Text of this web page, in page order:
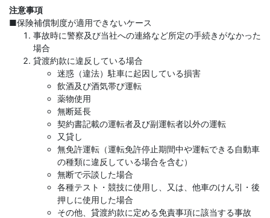
注意事項
■保険補償制度が適用できないケース
事故時に警察及び当社への連絡など所定の手続きがなかった
場合
貸渡約款に違反している場合
迷惑（違法）駐車に起因している損害
飲酒及び酒気帯び運転
薬物使用
無断延長
契約書記載の運転者及び副運転者以外の運転
又貸し
無免許運転（運転免許停止期間中や運転できる自動車
の種類に違反している場合を含む）
無断で示談した場合
各種テスト・競技に使用し、又は、他車のけん引・後
押しに使用した場合
その他、貸渡約款に定める免責事項に該当する事故